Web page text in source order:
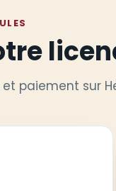
paiement sur